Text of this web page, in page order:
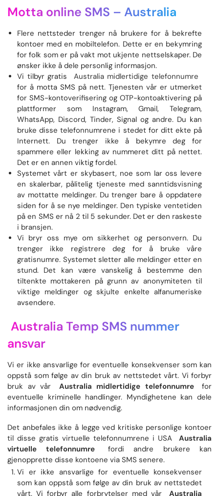
Motta online SMS – Australia
Flere nettsteder trenger nå brukere for å bekrefte
kontoer med en mobiltelefon. Dette er en bekymring
for folk som er på vakt mot ukjente nettselskaper. De
ønsker ikke å dele personlig informasjon.
Vi tilbyr gratis
Australia midlertidige telefonnumre
for å motta SMS på nett. Tjenesten vår er utmerket
for SMS-kontoverifisering og OTP-kontoaktivering på
plattformer som Instagram, Gmail, Telegram,
WhatsApp, Discord, Tinder, Signal og andre. Du kan
bruke disse telefonnumrene i stedet for ditt ekte på
Internett. Du trenger ikke å bekymre deg for
spammere eller lekking av nummeret ditt på nettet.
Det er en annen viktig fordel.
Systemet vårt er skybasert, noe som lar oss levere
en skalerbar, pålitelig tjeneste med sanntidsvisning
av mottatte meldinger. Du trenger bare å oppdatere
siden for å se nye meldinger. Den typiske ventetiden
på en SMS er nå 2 til 5 sekunder. Det er den raskeste
i bransjen.
Vi bryr oss mye om sikkerhet og personvern. Du
trenger ikke registrere deg for å bruke våre
gratisnumre. Systemet sletter alle meldinger etter en
stund. Det kan være vanskelig å bestemme den
tiltenkte mottakeren på grunn av anonymiteten til
viktige meldinger og skjulte enkelte alfanumeriske
avsendere.
Australia Temp SMS nummer
ansvar
Vi er ikke ansvarlige for eventuelle konsekvenser som kan
oppstå som følge av din bruk av nettstedet vårt. Vi forbyr
bruk av vår
Australia midlertidige telefonnumre
for
eventuelle kriminelle handlinger. Myndighetene kan dele
informasjonen din om nødvendig.
Det anbefales ikke å legge ved kritiske personlige kontoer
til disse gratis virtuelle telefonnumrene i USA
Australia
virtuelle telefonnumre
fordi andre brukere kan
gjenopprette disse kontoene via SMS senere.
Vi er ikke ansvarlige for eventuelle konsekvenser
som kan oppstå som følge av din bruk av nettstedet
vårt. Vi forbyr alle forbrytelser med vår
Australia